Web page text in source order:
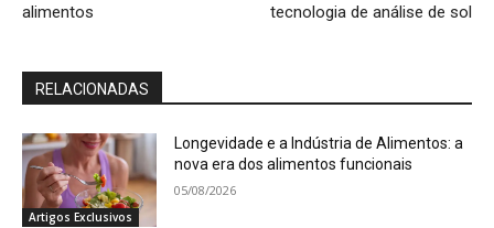
alimentos
tecnologia de análise de sol
RELACIONADAS
Artigos Exclusivos
Longevidade e a Indústria de Alimentos: a
nova era dos alimentos funcionais
05/08/2026